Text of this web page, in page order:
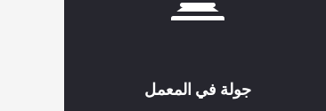
جولة في المعمل